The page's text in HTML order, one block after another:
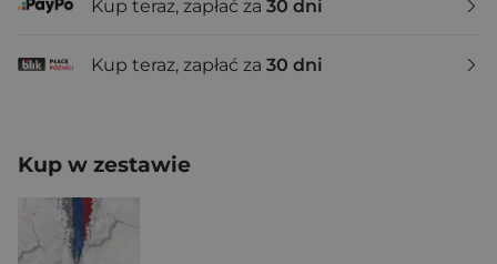
Kup teraz, zapłać za 30 dni
Kup teraz, zapłać za 30 dni
Kup w zestawie